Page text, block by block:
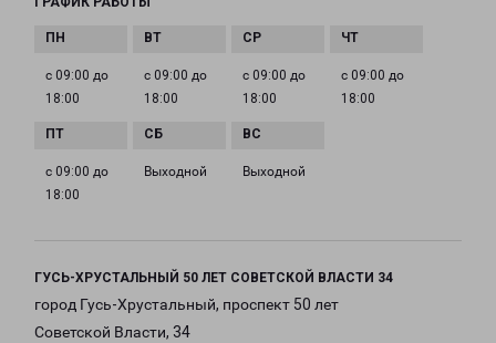
с 09:00 до
18:00
с 09:00 до
18:00
с 09:00 до
18:00
с 09:00 до
18:00
с 09:00 до
18:00
Выходной Выходной
ГУСЬ-ХРУСТАЛЬНЫЙ 50 ЛЕТ СОВЕТСКОЙ ВЛАСТИ 34
город Гусь-Хрустальный, проспект 50 лет
Советской Власти, 34